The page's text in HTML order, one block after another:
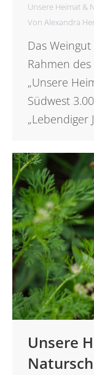
Unsere Heimat &
Von Alexandra
Das
Rahmen
„Unsere
Südwest
„Lebendiger
Unsere